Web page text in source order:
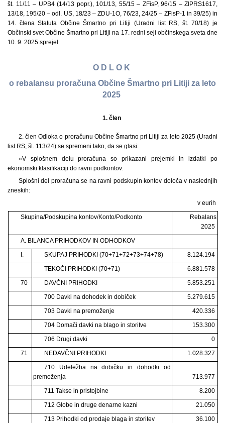
št. 11/11 – UPB4 (14/13 popr.), 101/13, 55/15 – ZFisP, 96/15 – ZIPRS1617,
13/18, 195/20 – odl. US, 18/23 – ZDU-1O, 76/23, 24/25 – ZFisP-1 in 39/25) in
14. člena Statuta Občine Šmartno pri Litiji (Uradni list RS, št. 70/18) je
Občinski svet Občine Šmartno pri Litiji na 17. redni seji občinskega sveta dne
10. 9. 2025 sprejel
O D L O K
o rebalansu proračuna Občine Šmartno pri Litiji za leto
2025
1. člen
2. člen Odloka o proračunu Občine Šmartno pri Litiji za leto 2025 (Uradni
list RS, št. 113/24) se spremeni tako, da se glasi:
»V splošnem delu proračuna so prikazani prejemki in izdatki po
ekonomski klasifikaciji do ravni podkontov.
Splošni del proračuna se na ravni podskupin kontov določa v naslednjih
zneskih:
v eurih
Skupina/Podskupina kontov/Konto/Podkonto
Rebalans
2025
A. BILANCA PRIHODKOV IN ODHODKOV
I.
SKUPAJ PRIHODKI (70+71+72+73+74+78)
8.124.194
TEKOČI PRIHODKI (70+71)
6.881.578
70
DAVČNI PRIHODKI
5.853.251
700 Davki na dohodek in dobiček
5.279.615
703 Davki na premoženje
420.336
704 Domači davki na blago in storitve
153.300
706 Drugi davki
0
71
NEDAVČNI PRIHODKI
1.028.327
710 Udeležba na dobičku in dohodki od
premoženja
713.977
711 Takse in pristojbine
8.200
712 Globe in druge denarne kazni
21.050
713 Prihodki od prodaje blaga in storitev
36.100